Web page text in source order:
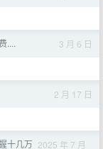
.... 3 月 6 日
2 月 17 日
十几万 2025 年 7 月